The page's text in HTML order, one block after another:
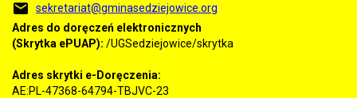
sekretariat@gminasedziejowice.org
Adres do doręczeń elektronicznych
(Skrytka ePUAP): /UGSedziejowice/skrytka
Adres skrytki e-Doręczenia:
AE:PL-47368-64794-TBJVC-23